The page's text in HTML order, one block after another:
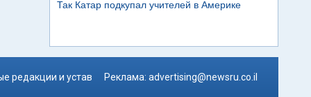
редакции и устав Реклама: advertising@newsru.co.il